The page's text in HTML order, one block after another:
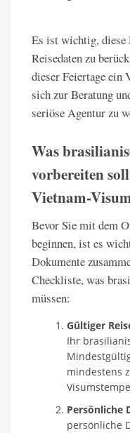
Es ist wichtig, diese
Reisedaten zu
dieser Feiertage ein
sich zur Beratung
seriöse Agentur zu
Was
vorbereiten
Vietnam-
Bevor Sie mit dem
beginnen, ist es
Dokumente
Checkliste, was
müssen:
Gültiger
Ihr
mindestens
Persönliche
persönliche